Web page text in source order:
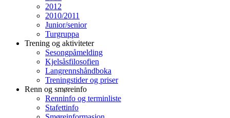
2012
2010/2011
Junior/senior
Turgruppa
Trening og aktiviteter
Sesongpåmelding
Kjelsåsfilosofien
Langrennshåndboka
Treningstider og priser
Renn og smøreinfo
Renninfo og terminliste
Stafettinfo